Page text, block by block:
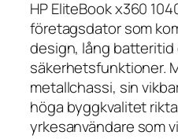
HP EliteBook x360
företagsdator som
design, lång batteritid
säkerhetsfunktioner.
metallchassi, sin
höga byggkvalitet
yrkesanvändare som